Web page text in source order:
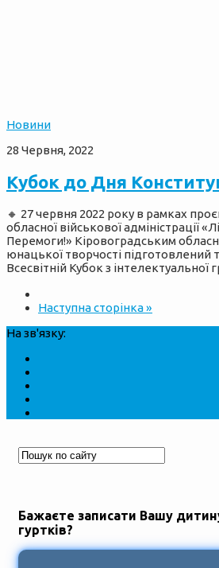
Новини
28 Червня, 2022
Кубок до Дня
🔸 27 червня 2022 року в рамках
обласної військової адміністрації
Перемоги!» Кіровоградським
юнацької творчості
Всесвітній Кубок з інтелектуальної
Наступна сторінка »
На зв'язку:
Бажаєте записати Вашу
гуртків?